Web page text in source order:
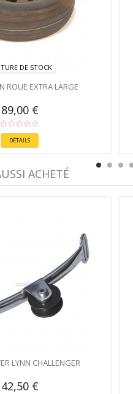
DE STOCK
ROUE EXTRA LARGE
89,00 €
DÉTAILS
ACHETÉ
LYNN CHALLENGER
42,50 €